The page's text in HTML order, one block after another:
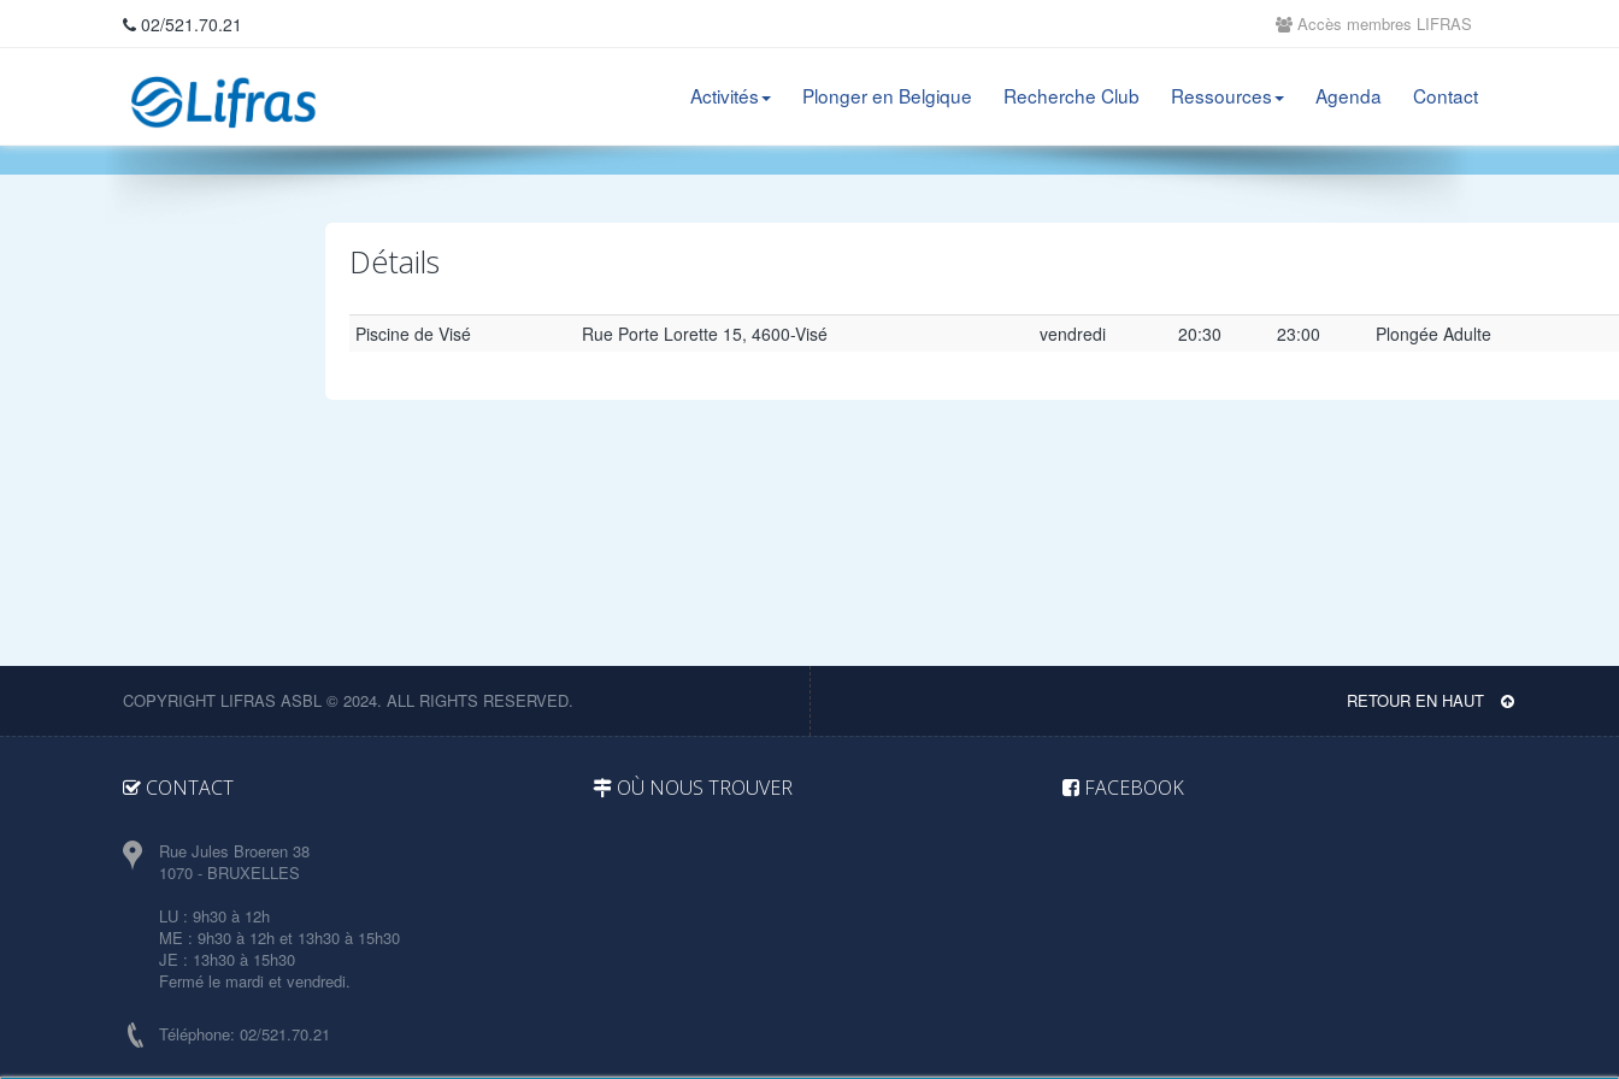
02/521.70.21 Accès membres LIFRAS
Activités Plonger en Belgique Recherche Club Ressources Agenda Contact
Détails
Piscine de Visé Rue Porte Lorette 15, 4600-Visé vendredi 20:30 23:00 Plongée Adulte
COPYRIGHT LIFRAS ASBL © 2024. ALL RIGHTS RESERVED. RETOUR EN HAUT
CONTACT
Rue Jules Broeren 38
1070 - BRUXELLES
LU : 9h30 à 12h
ME : 9h30 à 12h et 13h30 à 15h30
JE : 13h30 à 15h30
Fermé le mardi et vendredi.
Téléphone: 02/521.70.21
OÙ NOUS TROUVER FACEBOOK